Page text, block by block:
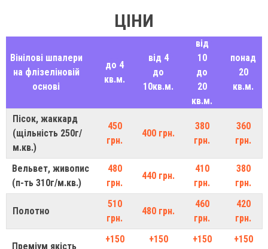
ЦІНИ
Вінілові шпалери
на флізеліновій
основі
до 4
кв.м.
від 4
до
10кв.м.
від
10
до
20
кв.м.
понад
20
кв.м.
Пісок, жаккард
(щільність 250г/
м.кв.)
450
грн.
400 грн.
380
грн.
360
грн.
Вельвет, живопис
(п-ть 310г/м.кв.)
480
грн.
440 грн.
410
грн.
380
грн.
Полотно
510
грн.
480 грн.
460
грн.
420
грн.
Преміум якість
+150
+150
+150
+150